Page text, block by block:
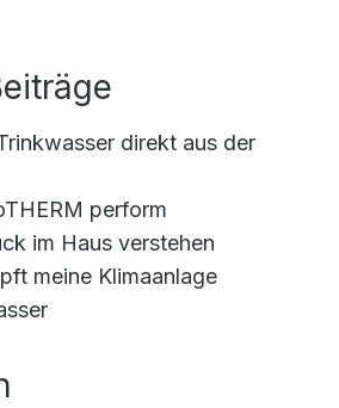
direkt aus der
perform
im Haus verstehen
meine Klimaanlage